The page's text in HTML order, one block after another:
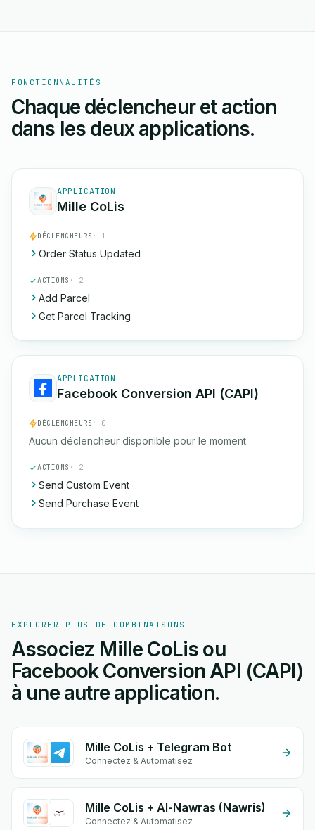
FONCTIONNALITÉS
Chaque déclencheur et action
dans les deux applications.
APPLICATION
Mille CoLis
DÉCLENCHEURS · 1
Order Status Updated
ACTIONS · 2
Add Parcel
Get Parcel Tracking
APPLICATION
Facebook Conversion API (CAPI)
DÉCLENCHEURS · 0
Aucun déclencheur disponible pour le moment.
ACTIONS · 2
Send Custom Event
Send Purchase Event
EXPLORER PLUS DE COMBINAISONS
Associez Mille CoLis ou
Facebook Conversion API (CAPI)
à une autre application.
Mille CoLis + Telegram Bot
Connectez & Automatisez
Mille CoLis + Al-Nawras (Nawris)
Connectez & Automatisez